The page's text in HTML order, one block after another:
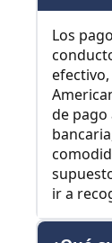
Los
de
ir a